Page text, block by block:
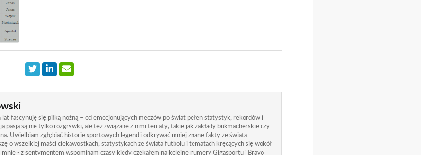
lat fascynuję się piłką nożną – od emocjonujących meczów po świat pełen statystyk, rekordów i
pasją są nie tylko rozgrywki, ale też związane z nimi tematy, takie jak zakłady bukmacherskie czy
Uwielbiam zgłębiać historie sportowych legend i odkrywać mniej znane fakty ze świata
o wszelkiej maści ciekawostkach, statystykach ze świata futbolu i tematach kręcących się wokół
- z sentymentem wspominam czasy kiedy czekałem na kolejne numery Gigasportu i Bravo